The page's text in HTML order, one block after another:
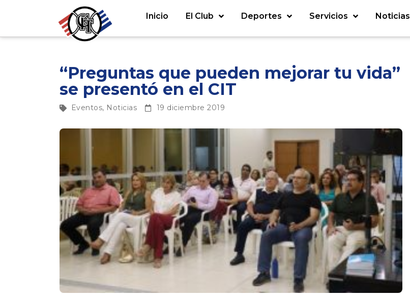
Inicio El Club Deportes Servicios Noticias
“Preguntas que pueden mejorar tu vida”
se presentó en el CIT
Eventos, Noticias 19 diciembre 2019